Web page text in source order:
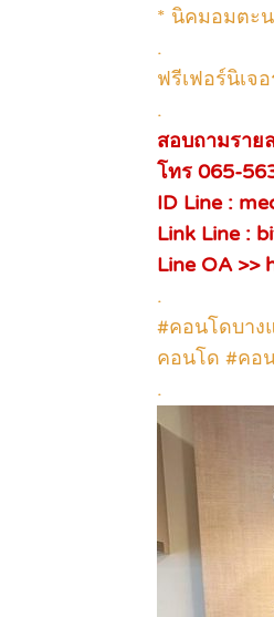
* นิคมอมตะ
.
ฟรีเฟอร์นิเจ
.
สอบถามราย
โทร 065-
ID Line :
Link Line :
Line OA >>
.
#คอนโดบาง
คอนโด #คอ
.